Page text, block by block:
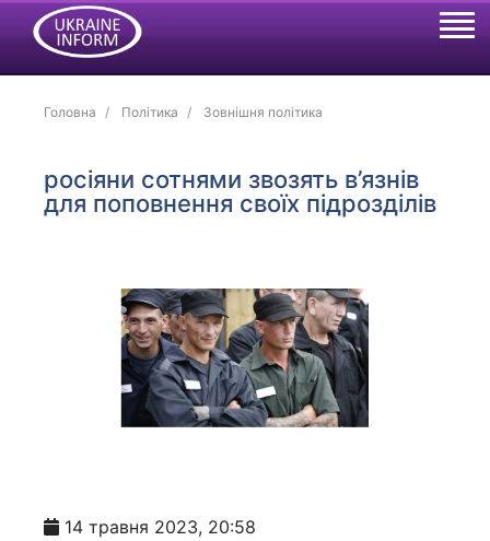
Головна Політика Зовнішня політика
росіяни сотнями звозять в’язнів
для поповнення своїх підрозділів
14 травня 2023, 20:58